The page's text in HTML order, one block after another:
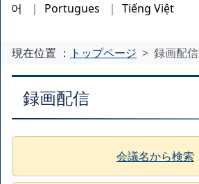
어
Portugues Tiếng Việt
現在位置 ： トップページ 録画配信
録画配信
会議名から検索